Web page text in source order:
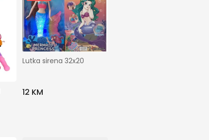
Lutka sirena 32x20
12 KM